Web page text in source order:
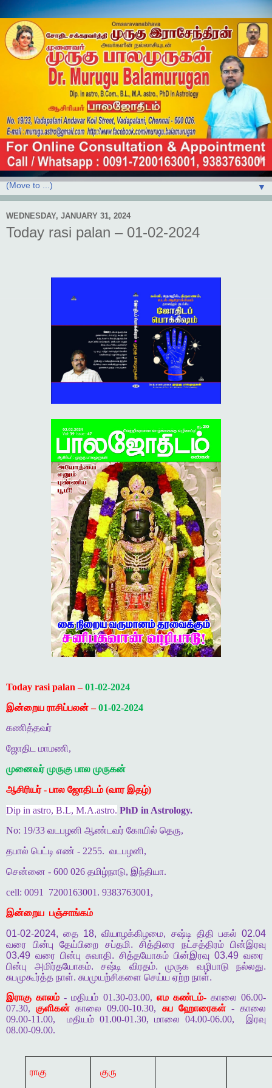
▼
WEDNESDAY, JANUARY 31, 2024
Today rasi palan – 01-02-2024
Today rasi palan –01-02-2024
இன்றைய ராசிப்பலன் –01-02-2024
கணித்தவர்
ஜோதிட மாமணி,
முனைவர் முருகு பால முருகன்
ஆசிரியர் - பால ஜோதிடம் (வார இதழ்)
Dip in astro, B.L, M.A.astro. PhD in Astrology.
No: 19/33 வடபழனி ஆண்டவர் கோயில் தெரு,
தபால் பெட்டி எண் - 2255. வடபழனி,
சென்னை - 600 026 தமிழ்நாடு, இந்தியா.
cell: 0091
7200163001. 9383763001,
இன்றைய பஞ்சாங்கம்
01-02-2024,தை 18,வியாழக்கிழமை, சஷ்டி திதி பகல் 02.04
வரை
பின்பு தேய்பிறை சப்தமி. சித்திரை நட்சத்திரம்
பின்இரவு
03.49 வரை பின்பு சுவாதி. சித்தயோகம் பின்இரவு 03.49 வரை
பின்பு
அமிர்தயோகம். சஷ்டி விரதம். முருக வழிபாடு நல்லது.
சுபமுகூர்த்த நாள். சுபமுயற்சிகளை செய்ய ஏற்ற நாள்.
இராகு காலம் - மதியம் 01.30-03.00, எம கண்டம்-காலை 06.00-
07.30,குளிகன் காலை 09.00-10.30, சுப ஹோரைகள்- காலை
09.00-11.00,
மதியம் 01.00-01.30, மாலை 04.00-06.00,
இரவு
08.00-09.00.
ராகு குரு